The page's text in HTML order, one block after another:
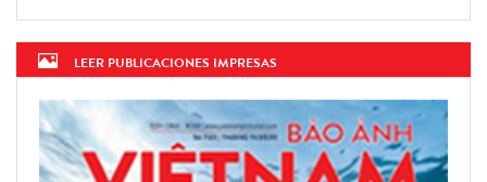
LEER PUBLICACIONES IMPRESAS